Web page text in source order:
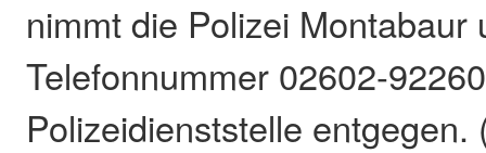
nimmt die Polizei Montabaur
Telefonnummer 02602-
Polizeidienststelle entgegen.